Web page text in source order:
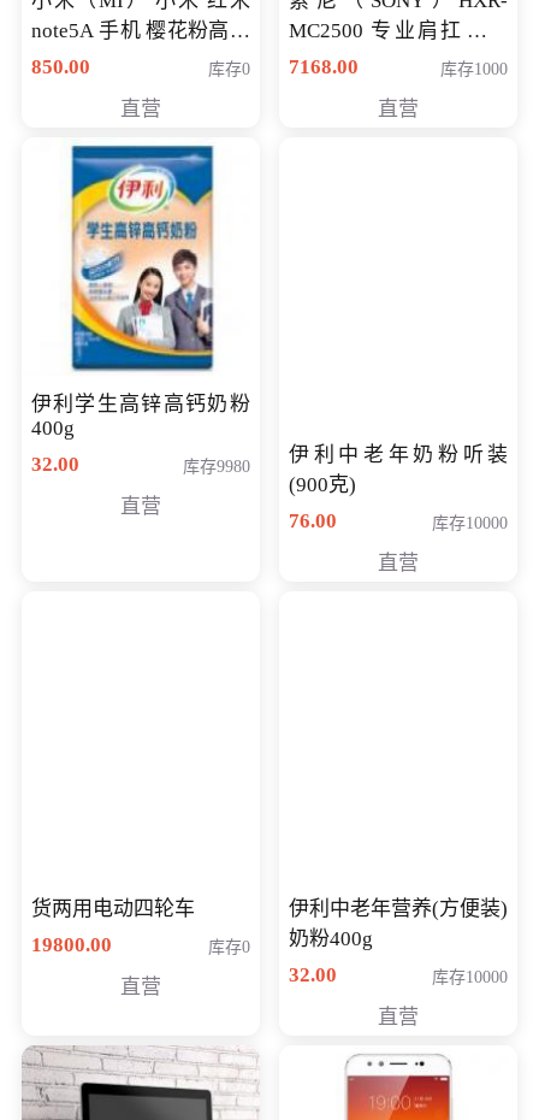
note5A 手机 樱花粉高配
版 全网通(3G+32G)
850.00 库存0
直营
MC2500 专业肩扛式存
储卡全高清摄录一体机
清入门级摄像机
7168.00 库存1000
直营
伊利学生高锌高钙奶粉
400g
32.00
库存9980
直营
伊利中老年奶粉听装
(900克)
76.00
库存10000
直营
货两用电动四轮车
19800.00
库存0
直营
伊利中老年营养(方便装)
奶粉400g
32.00
库存10000
直营